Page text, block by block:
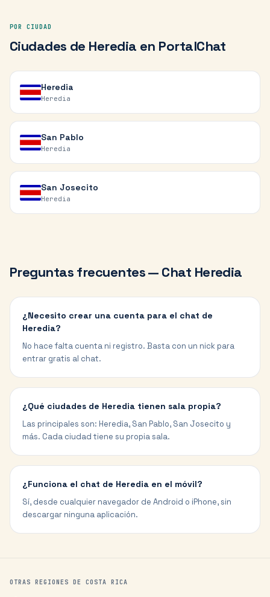
POR CIUDAD
Ciudades de Heredia en PortalChat
Heredia
Heredia
San Pablo
Heredia
San Josecito
Heredia
Preguntas frecuentes — Chat Heredia
¿Necesito crear una cuenta para el chat de
Heredia?
No hace falta cuenta ni registro. Basta con un nick para
entrar gratis al chat.
¿Qué ciudades de Heredia tienen sala propia?
Las principales son: Heredia, San Pablo, San Josecito y
más. Cada ciudad tiene su propia sala.
¿Funciona el chat de Heredia en el móvil?
Sí, desde cualquier navegador de Android o iPhone, sin
descargar ninguna aplicación.
OTRAS REGIONES DE COSTA RICA